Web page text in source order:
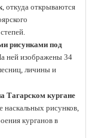
, откуда открываются
рисунками под
ней изображены 34
личины и
Тагарском кургане
наскальных рисунков,
курганов в